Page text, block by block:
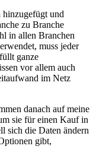
und
zu Branche
in allen Branchen
muss jeder
ganze
vor allem auch
im Netz
danach auf meine
sie für einen Kauf in
sich die Daten ändern
gibt,